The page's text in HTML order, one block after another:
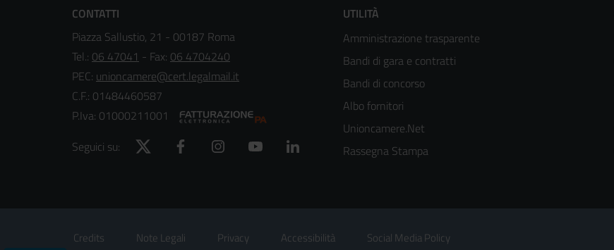
CONTATTI
Piazza Sallustio, 21 - 00187 Roma
Tel.: 06 47041 - Fax: 06 4704240
PEC: unioncamere@cert.legalmail.it
C.F.: 01484460587
P.Iva: 01000211001
Seguici su:
Twitter Facebook Instagram YouTube
Footer
menù
colonna
2
UTILITÀ
Amministrazione trasparente
Bandi di gara e contratti
Bandi di concorso
Albo fornitori
Unioncamere.Net
Rassegna Stampa
Footer
Credits Note Legali Privacy Accessibilità Social Media Policy